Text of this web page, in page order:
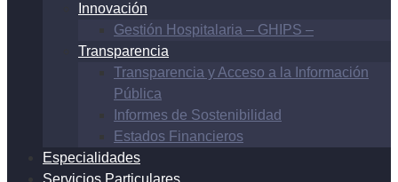
Innovación
Gestión Hospitalaria – GHIPS –
Transparencia
Transparencia y Acceso a la Información
Pública
Informes de Sostenibilidad
Estados Financieros
Especialidades